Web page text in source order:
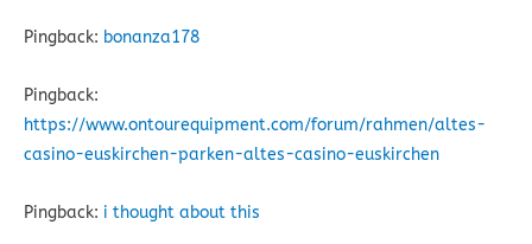
Pingback: bonanza178
Pingback:
https://www.ontourequipment.com/forum/rahmen/altes-
casino-euskirchen-parken-altes-casino-euskirchen
Pingback: i thought about this